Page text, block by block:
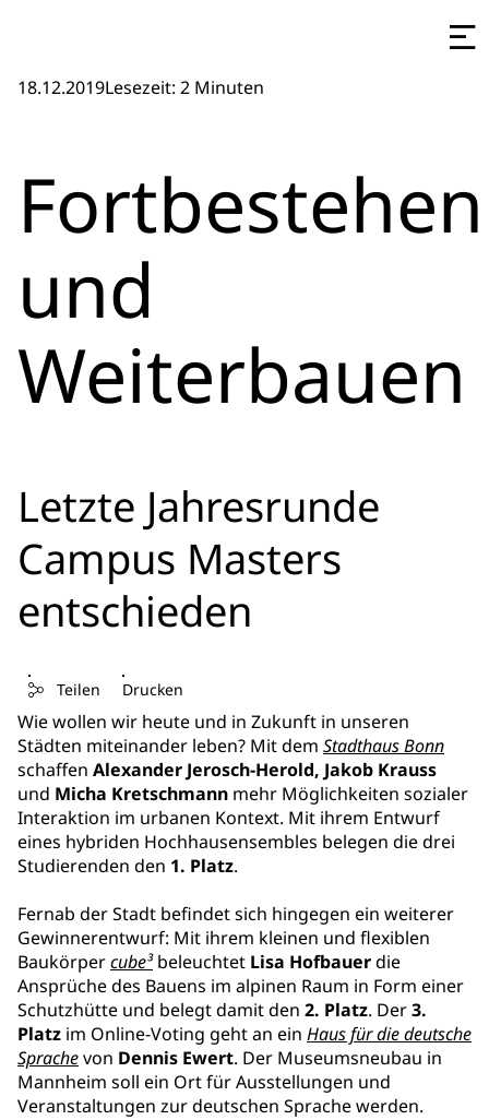
18.12.2019Lesezeit: 2 Minuten
Fortbestehen
und
Weiterbauen
Letzte Jahresrunde
Campus Masters
entschieden
Teilen Drucken
Wie wollen wir heute und in Zukunft in unseren
Städten miteinander leben? Mit dem Stadthaus Bonn
schaffen Alexander Jerosch-Herold, Jakob Krauss
und Micha Kretschmann mehr Möglichkeiten sozialer
Interaktion im urbanen Kontext. Mit ihrem Entwurf
eines hybriden Hochhausensembles belegen die drei
Studierenden den 1. Platz.
Fernab der Stadt befindet sich hingegen ein weiterer
Gewinnerentwurf: Mit ihrem kleinen und flexiblen
Baukörpercube³beleuchtet Lisa Hofbauerdie
Ansprüche des Bauens im alpinen Raum in Form einer
Schutzhütte und belegt damit den 2. Platz. Der3.
Platz im Online-Voting geht an ein Haus für die deutsche
Sprachevon Dennis Ewert. Der Museumsneubau in
Mannheim soll ein Ort für Ausstellungen und
Veranstaltungen zur deutschen Sprache werden.